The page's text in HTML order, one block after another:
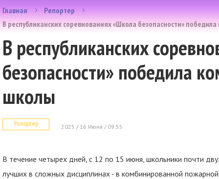
Главная
Репортер
В республиканских соревнованиях «Школа безопасности»
В республиканских
безопасности» победила
школы
Репортер 2025 / 16 Июня / 09:55
В течение четырех дней, с 12 по 15 июня, школьники почти
лучших в сложных дисциплинах - в комбинированной